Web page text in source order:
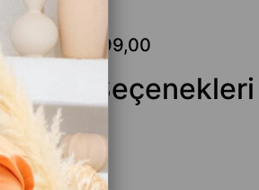
₺299,00
Renk Seçenekleri